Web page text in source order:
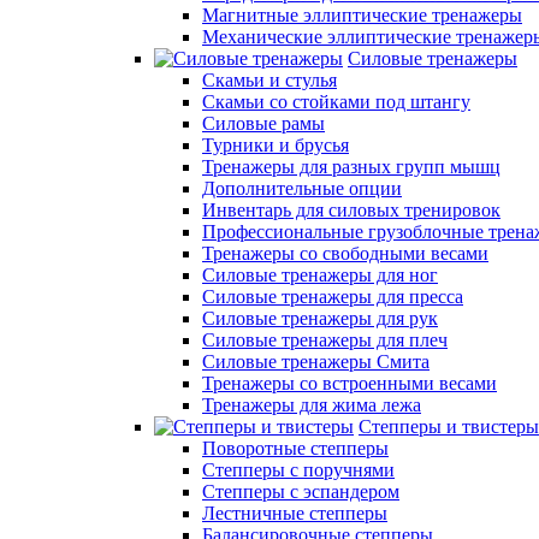
Магнитные эллиптические тренажеры
Механические эллиптические
Силовые тренажеры
Скамьи и стулья
Скамьи со стойками под штангу
Силовые рамы
Турники и брусья
Тренажеры для разных групп мышц
Дополнительные опции
Инвентарь для силовых тренировок
Профессиональные грузоблочные
Тренажеры со свободными весами
Силовые тренажеры для ног
Силовые тренажеры для пресса
Силовые тренажеры для рук
Силовые тренажеры для плеч
Силовые тренажеры Смита
Тренажеры со встроенными весами
Тренажеры для жима лежа
Степперы и твистеры
Поворотные степперы
Степперы с поручнями
Степперы с эспандером
Лестничные степперы
Балансировочные степперы